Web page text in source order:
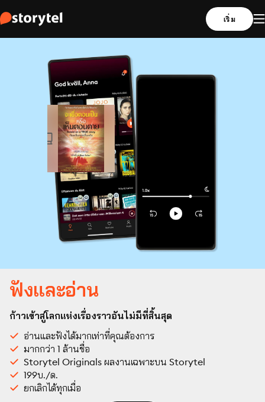
เริ่ม
ฟังและอ่าน
ก้าวเข้าสู่โลกแห่งเรื่องราวอันไม่มีที่สิ้นสุด
อ่านและฟังได้มากเท่าที่คุณต้องการ
มากกว่า 1 ล้านชื่อ
Storytel Originals ผลงานเฉพาะบน Storytel
199บ./ด.
ยกเลิกได้ทุกเมื่อ